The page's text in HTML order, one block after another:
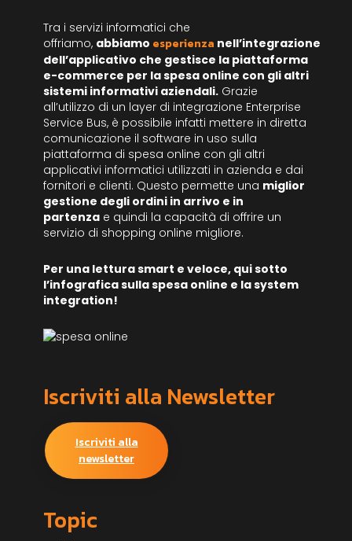
Tra i servizi informatici che
offriamo, abbiamo esperienza nell’integrazione
dell’applicativo che gestisce la piattaforma
e-commerce per la spesa online con gli altri
sistemi informativi aziendali. Grazie
all’utilizzo di un layer di integrazione Enterprise
Service Bus, è possibile infatti mettere in diretta
comunicazione il software in uso sulla
piattaforma di spesa online con gli altri
applicativi informatici utilizzati in azienda e dai
fornitori e clienti. Questo permette una miglior
gestione degli ordini in arrivo e in
partenza e quindi la capacità di offrire un
servizio di shopping online migliore.
Per una lettura smart e veloce, qui sotto
l’infografica sulla spesa online e la system
integration!
Iscriviti alla Newsletter
Iscriviti alla
newsletter
Topic